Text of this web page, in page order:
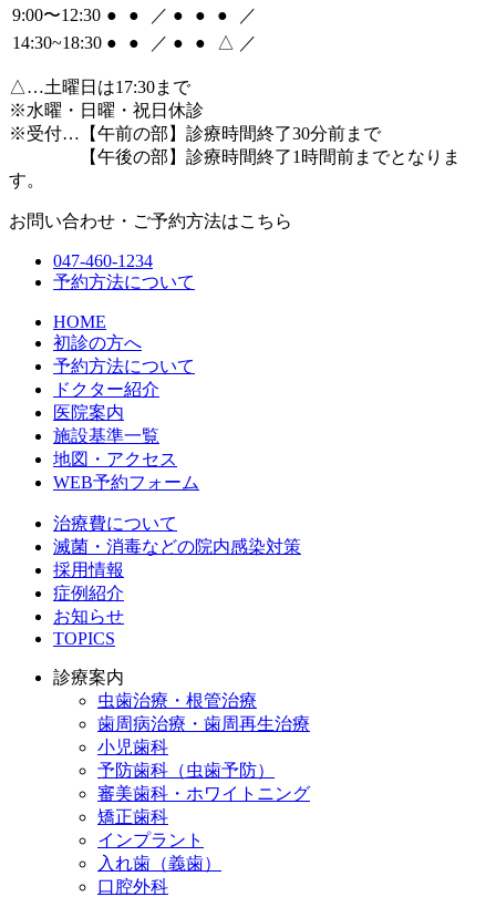
9:00〜12:30 ● ● ／ ● ● ●
／
14:30~18:30 ● ● ／ ● ● △ ／
△…土曜日は17:30まで
※水曜・日曜・祝日休診
※受付…【午前の部】診療時間終了30分前まで
【午後の部】診療時間終了1時間前までとなりま
す。
お問い合わせ・ご予約方法はこちら
047-460-1234
予約方法について
HOME
初診の方へ
予約方法について
ドクター紹介
医院案内
施設基準一覧
地図・アクセス
WEB予約フォーム
治療費について
滅菌・消毒などの院内感染対策
採用情報
症例紹介
お知らせ
TOPICS
診療案内
虫歯治療・根管治療
歯周病治療・歯周再生治療
小児歯科
予防歯科（虫歯予防）
審美歯科・ホワイトニング
矯正歯科
インプラント
入れ歯（義歯）
口腔外科